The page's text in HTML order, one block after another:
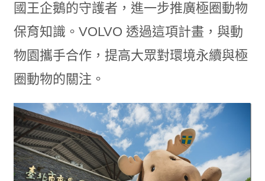
國王企鵝的守護者，進一步推廣極圈動物
保育知識。VOLVO 透過這項計畫，與動
物園攜手合作，提高大眾對環境永續與極
圈動物的關注。